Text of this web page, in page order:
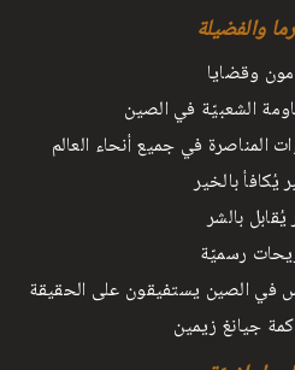
والفضيلة
وقضايا
الشعبيّة في الصين
المناصرة في جميع أنحاء العالم
يُكافأ بالخير
يُقابل بالشر
رسميّة
في الصين يستفيقون على الحقيقة
جيانغ زيمين